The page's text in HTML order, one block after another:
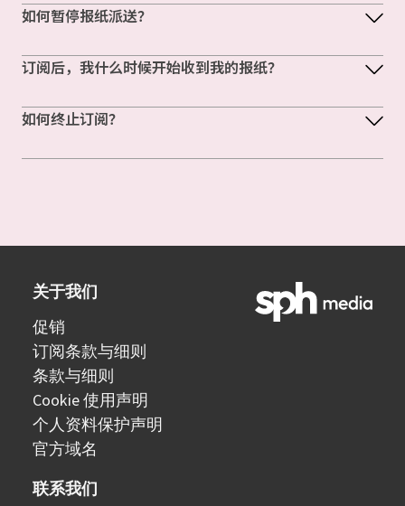
如何暂停报纸派送？
订阅后，我什么时候开始收到我的报纸？
如何终止订阅？
关于我们
促销
订阅条款与细则
条款与细则
Cookie 使用声明
个人资料保护声明
官方域名
联系我们